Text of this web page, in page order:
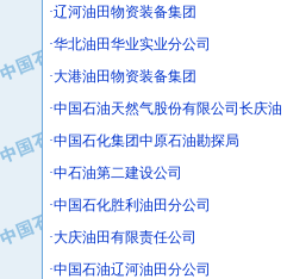
·山东东营胜利工业园区
·上海鼓风机厂有限公司
·中核苏阀科技实业股份有限公司
·济南柴油机股份有限公司
·上海科瑞曼士德电源系统集成有限公
·东方合金铸造厂
·保定北奥石油物探特种车辆制造有限
·辽河油田物资装备集团
·华北油田华业实业分公司
·大港油田物资装备集团
·中国石油天然气股份有限公司长庆油
·中国石化集团中原石油勘探局
·中石油第二建设公司
·中国石化胜利油田分公司
·大庆油田有限责任公司
·中国石油辽河油田分公司